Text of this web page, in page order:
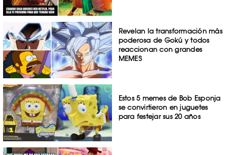
Revelan la transformación más
poderosa de Gokú y todos
reaccionan con grandes
MEMES
Estos 5 memes de Bob Esponja
se convirtieron en juguetes
para festejar sus 20 años